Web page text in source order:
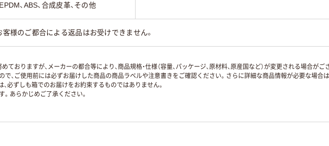
、ABS、合成皮革、その他
客様のご都合による返品はお受けできません。
おりますが、メーカーの都合等により、商品規格・仕様（容量、パッケージ、原材料、原産国など）が変更される場合が
、ご使用前には必ずお届けした商品の商品ラベルや注意書きをご確認ください。さらに詳細な商品情報が必要な場合は
、必ずしも箱でのお届けをお約束するものではありません。
あらかじめご了承ください。